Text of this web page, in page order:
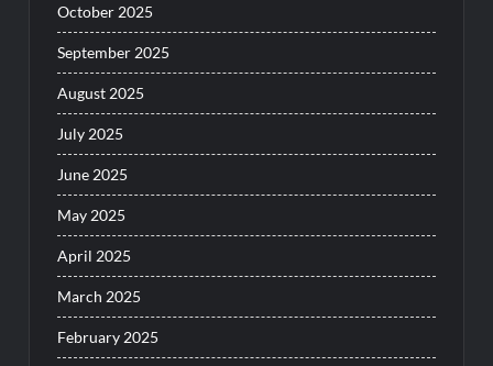
October 2025
September 2025
August 2025
July 2025
June 2025
May 2025
April 2025
March 2025
February 2025